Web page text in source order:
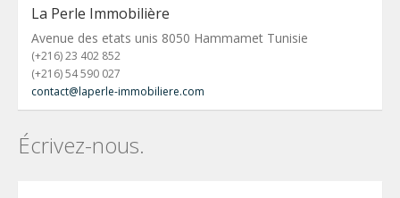
La Perle Immobilière
Avenue des etats unis 8050 Hammamet Tunisie
(+216) 23 402 852
(+216) 54 590 027
contact@laperle-immobiliere.com
Écrivez-nous.